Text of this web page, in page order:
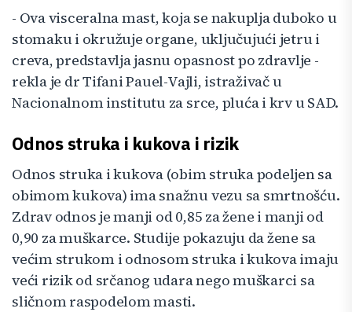
- Ova visceralna mast, koja se nakuplja duboko u
stomaku i okružuje organe, uključujući jetru i
creva, predstavlja jasnu opasnost po zdravlje -
rekla je dr Tifani Pauel-Vajli, istraživač u
Nacionalnom institutu za srce, pluća i krv u SAD.
Odnos struka i kukova i rizik
Odnos struka i kukova (obim struka podeljen sa
obimom kukova) ima snažnu vezu sa smrtnošću.
Zdrav odnos je manji od 0,85 za žene i manji od
0,90 za muškarce. Studije pokazuju da žene sa
većim strukom i odnosom struka i kukova imaju
veći rizik od srčanog udara nego muškarci sa
sličnom raspodelom masti.